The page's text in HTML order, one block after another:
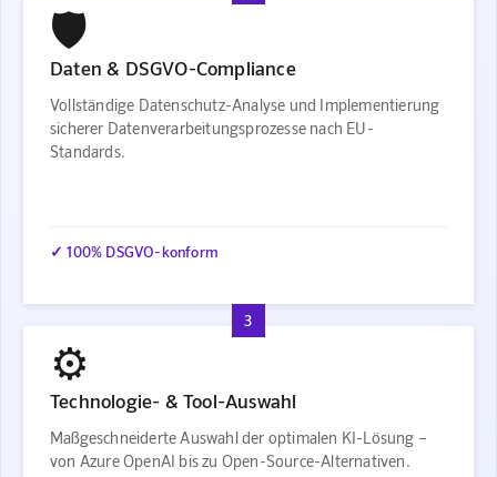
🛡️
Daten & DSGVO-Compliance
Vollständige Datenschutz-Analyse und Implementierung
sicherer Datenverarbeitungsprozesse nach EU-
Standards.
✓ 100% DSGVO-konform
3
⚙️
Technologie- & Tool-Auswahl
Maßgeschneiderte Auswahl der optimalen KI-Lösung –
von Azure OpenAI bis zu Open-Source-Alternativen.